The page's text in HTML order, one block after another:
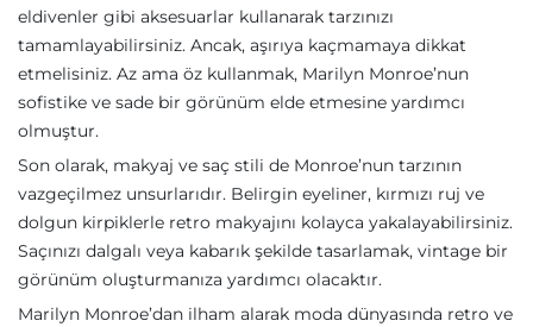
eldivenler gibi aksesuarlar kullanarak tarzınızı
tamamlayabilirsiniz. Ancak, aşırıya kaçmamaya dikkat
etmelisiniz. Az ama öz kullanmak, Marilyn Monroe’nun
sofistike ve sade bir görünüm elde etmesine yardımcı
olmuştur.
Son olarak, makyaj ve saç stili de Monroe’nun tarzının
vazgeçilmez unsurlarıdır. Belirgin eyeliner, kırmızı ruj ve
dolgun kirpiklerle retro makyajını kolayca yakalayabilirsiniz.
Saçınızı dalgalı veya kabarık şekilde tasarlamak, vintage bir
görünüm oluşturmanıza yardımcı olacaktır.
Marilyn Monroe’dan ilham alarak moda dünyasında retro ve